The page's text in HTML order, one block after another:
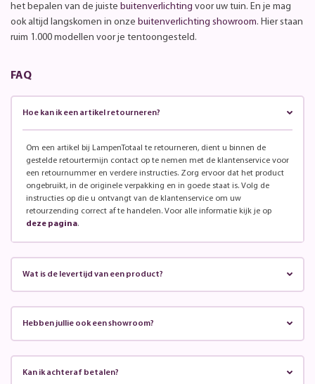
het bepalen van de juiste buitenverlichting voor uw tuin. En je mag
ook altijd langskomen in onze buitenverlichting showroom. Hier staan
ruim 1.000 modellen voor je tentoongesteld.
FAQ
Hoe kan ik een artikel retourneren?
Om een artikel bij LampenTotaal te retourneren, dient u binnen de
gestelde retourtermijn contact op te nemen met de klantenservice voor
een retournummer en verdere instructies. Zorg ervoor dat het product
ongebruikt, in de originele verpakking en in goede staat is. Volg de
instructies op die u ontvangt van de klantenservice om uw
retourzending correct af te handelen. Voor alle informatie kijk je op
deze pagina.
Wat is de levertijd van een product?
Hebben jullie ook een showroom?
Kan ik achteraf betalen?